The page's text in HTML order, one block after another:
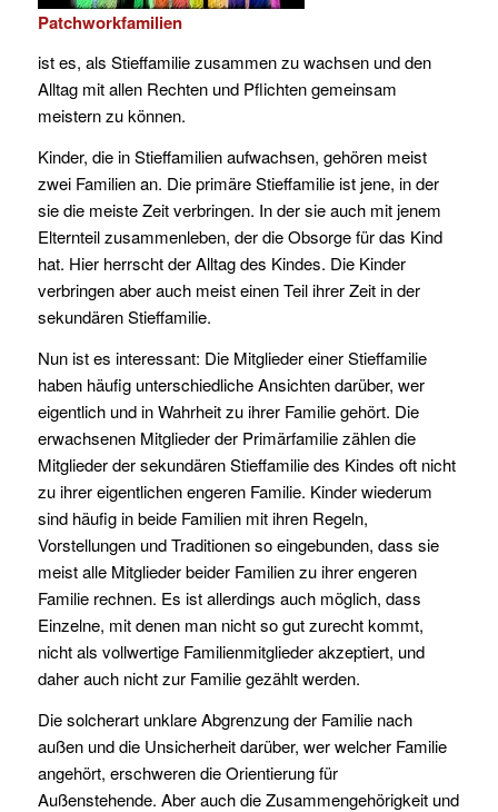
Patchworkfamilien
ist es, als Stieffamilie zusammen zu wachsen und den
Alltag mit allen Rechten und Pflichten gemeinsam
meistern zu können.
Kinder, die in Stieffamilien aufwachsen, gehören meist
zwei Familien an. Die primäre Stieffamilie ist jene, in der
sie die meiste Zeit verbringen. In der sie auch mit jenem
Elternteil zusammenleben, der die Obsorge für das Kind
hat. Hier herrscht der Alltag des Kindes. Die Kinder
verbringen aber auch meist einen Teil ihrer Zeit in der
sekundären Stieffamilie.
Nun ist es interessant: Die Mitglieder einer Stieffamilie
haben häufig unterschiedliche Ansichten darüber, wer
eigentlich und in Wahrheit zu ihrer Familie gehört. Die
erwachsenen Mitglieder der Primärfamilie zählen die
Mitglieder der sekundären Stieffamilie des Kindes oft nicht
zu ihrer eigentlichen engeren Familie. Kinder wiederum
sind häufig in beide Familien mit ihren Regeln,
Vorstellungen und Traditionen so eingebunden, dass sie
meist alle Mitglieder beider Familien zu ihrer engeren
Familie rechnen. Es ist allerdings auch möglich, dass
Einzelne, mit denen man nicht so gut zurecht kommt,
nicht als vollwertige Familienmitglieder akzeptiert, und
daher auch nicht zur Familie gezählt werden.
Die solcherart unklare Abgrenzung der Familie nach
außen und die Unsicherheit darüber, wer welcher Familie
angehört, erschweren die Orientierung für
Außenstehende. Aber auch die Zusammengehörigkeit und